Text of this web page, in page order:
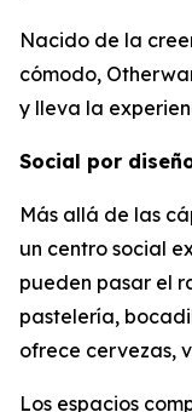
Nacido de la
cómodo,
y lleva la
Social por
Más allá de las
un centro social
pueden pasar el
pastelería,
ofrece cervezas,
Los espacios